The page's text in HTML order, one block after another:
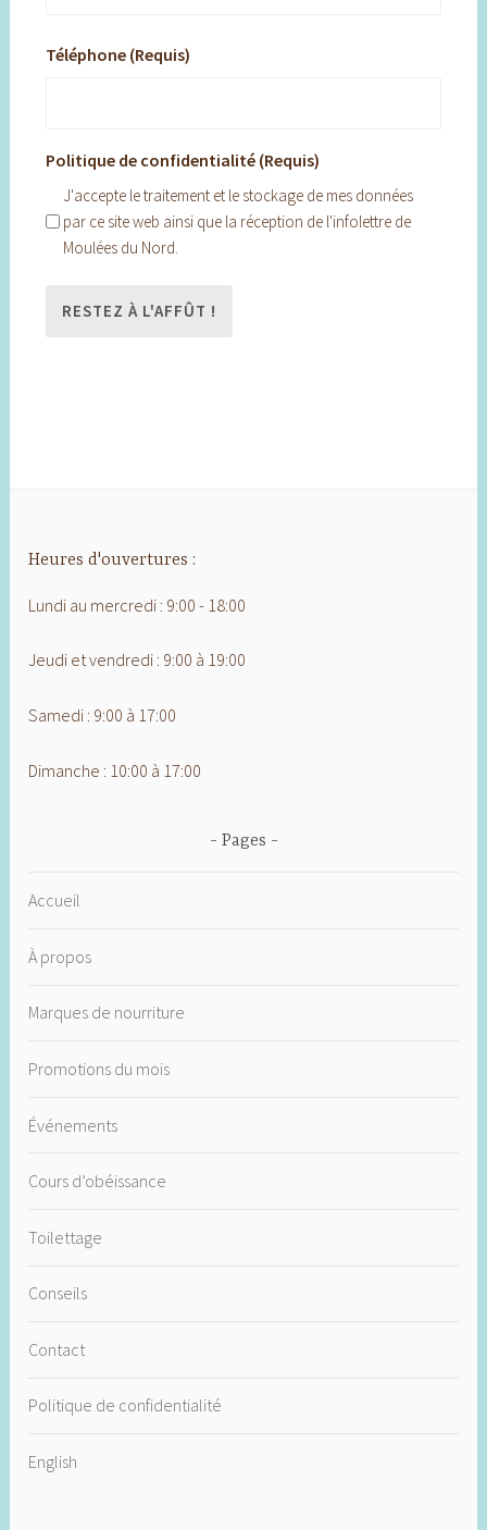
Téléphone (Requis)
Politique de confidentialité (Requis)
J'accepte le traitement et le stockage de mes données
par ce site web ainsi que la réception de l'infolettre de
Moulées du Nord.
Heures d'ouvertures :
Lundi au mercredi : 9:00 - 18:00
Jeudi et vendredi : 9:00 à 19:00
Samedi : 9:00 à 17:00
Dimanche : 10:00 à 17:00
Pages
Accueil
À propos
Marques de nourriture
Promotions du mois
Événements
Cours d’obéissance
Toilettage
Conseils
Contact
Politique de confidentialité
English